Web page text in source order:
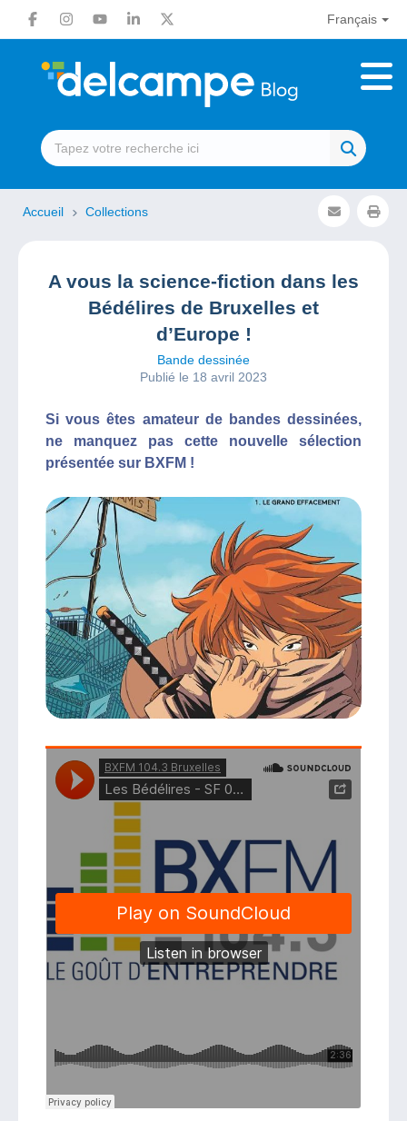
Français
Accueil Collections
A vous la science-fiction dans les
Bédélires de Bruxelles et
d’Europe !
Bande dessinée
Publié le 18 avril 2023
Si vous êtes amateur de bandes dessinées,
ne manquez pas cette nouvelle sélection
présentée sur BXFM !